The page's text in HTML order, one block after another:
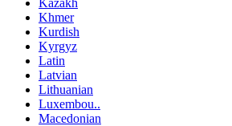
Kazakh
Khmer
Kurdish
Kyrgyz
Latin
Latvian
Lithuanian
Luxembou..
Macedonian